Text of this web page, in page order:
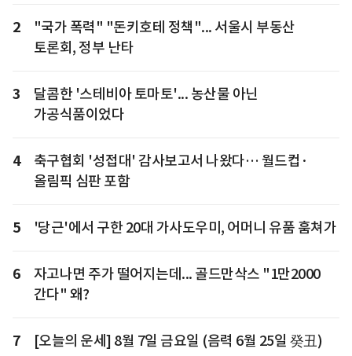
2
"국가 폭력" "돈키호테 정책"... 서울시 부동산
토론회, 정부 난타
3
달콤한 '스테비아 토마토'... 농산물 아닌
가공식품이었다
4
축구협회 '성접대' 감사보고서 나왔다… 월드컵·
올림픽 심판 포함
5 '당근'에서 구한 20대 가사도우미, 어머니 유품 훔쳐가
6
자고나면 주가 떨어지는데... 골드만삭스 "1만2000
간다" 왜?
7 [오늘의 운세] 8월 7일 금요일 (음력 6월 25일 癸丑)